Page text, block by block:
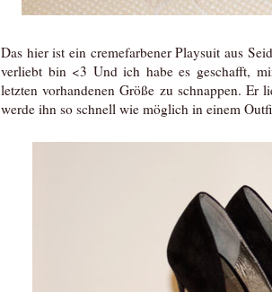
Das hier ist ein cremefarbener Playsuit aus
verliebt bin <3 Und ich habe es geschafft,
letzten vorhandenen Größe zu schnappen. Er
werde ihn so schnell wie möglich in einem